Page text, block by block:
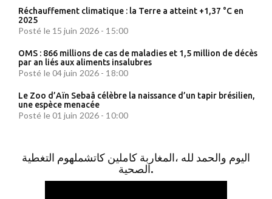
Réchauffement climatique : la Terre a atteint +1,37 °C en
2025
Posté le 15 juin 2026 - 15:00
OMS : 866 millions de cas de maladies et 1,5 million de décès
par an liés aux aliments insalubres
Posté le 04 juin 2026 - 18:00
Le Zoo d’Aïn Sebaâ célèbre la naissance d’un tapir brésilien,
une espèce menacée
Posté le 01 juin 2026 - 10:00
اليوم والحمد لله ،المغاربة كاملين كاتشملهوم التغطية
الصحية.